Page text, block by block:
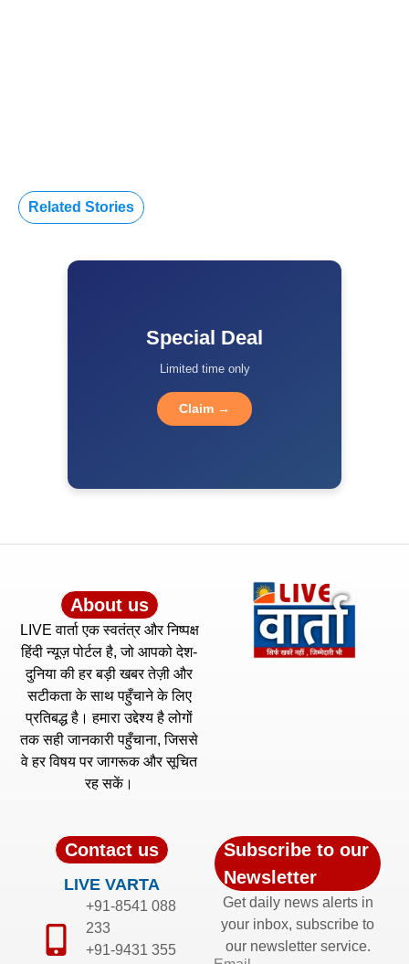
Related Stories
Special Deal
Limited time only
Claim →
About us
LIVE वार्ता एक स्वतंत्र और निष्पक्ष
हिंदी न्यूज़ पोर्टल है, जो आपको देश-
दुनिया की हर बड़ी खबर तेज़ी और
सटीकता के साथ पहुँचाने के लिए
प्रतिबद्ध है। हमारा उद्देश्य है लोगों
तक सही जानकारी पहुँचाना, जिससे
वे हर विषय पर जागरूक और सूचित
रह सकें।
Contact us
LIVE VARTA
+91-8541 088
233
+91-9431 355
Subscribe to our
Newsletter
Get daily news alerts in
your inbox, subscribe to
our newsletter service.